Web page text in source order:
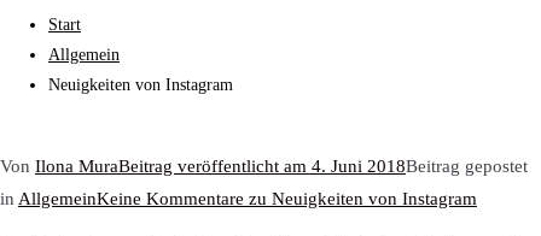
Start
Allgemein
Neuigkeiten von Instagram
Von Ilona MuraBeitrag veröffentlicht am 4. Juni 2018Beitrag gepostet
in AllgemeinKeine Kommentare zu Neuigkeiten von Instagram